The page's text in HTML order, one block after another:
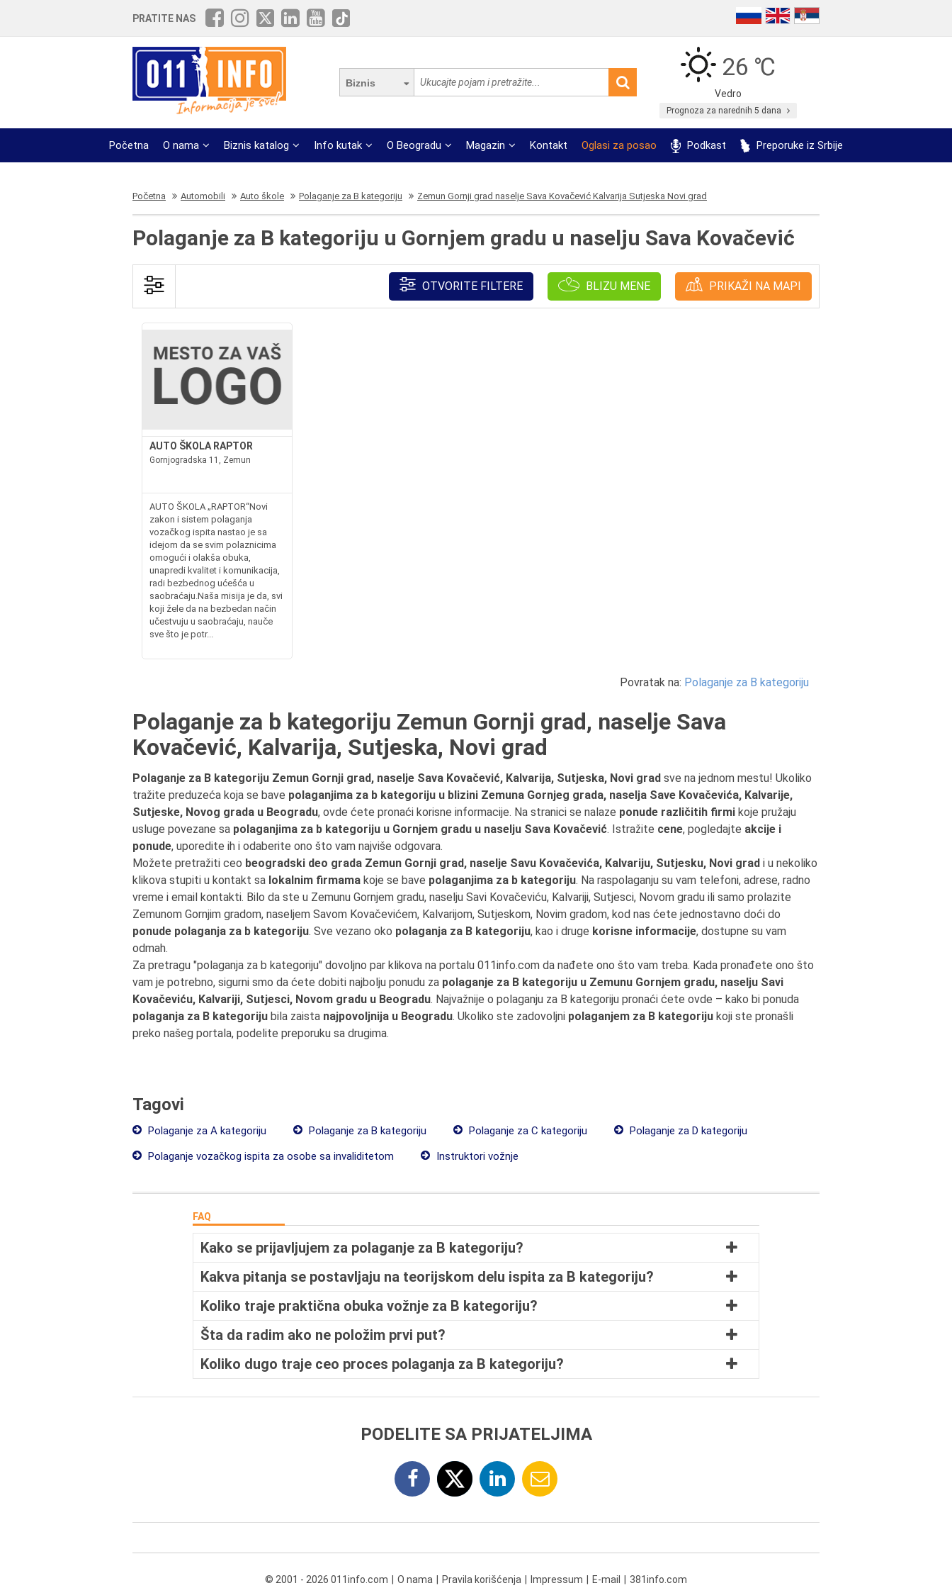
PRATITE NAS
Biznis
26 ℃
Vedro
Prognoza za narednih 5 dana
Početna O nama Biznis katalog Info kutak O Beogradu Magazin Kontakt Oglasi za posao Podkast Preporuke iz Srbije
Početna Automobili Auto škole Polaganje za B kategoriju Zemun Gornji grad naselje Sava Kovačević Kalvarija Sutjeska Novi grad
Polaganje za B kategoriju u Gornjem gradu u naselju Sava Kovačević
OTVORITE FILTERE BLIZU MENE PRIKAŽI NA MAPI
AUTO ŠKOLA RAPTOR
Gornjogradska 11, Zemun
AUTO ŠKOLA „RAPTOR“Novi
zakon i sistem polaganja
vozačkog ispita nastao je sa
idejom da se svim polaznicima
omogući i olakša obuka,
unapredi kvalitet i komunikacija,
radi bezbednog ućešća u
saobraćaju.Naša misija je da, svi
koji žele da na bezbedan način
učestvuju u saobraćaju, nauče
sve što je potr...
Povratak na: Polaganje za B kategoriju
Polaganje za b kategoriju Zemun Gornji grad, naselje Sava
Kovačević, Kalvarija, Sutjeska, Novi grad
Polaganje za B kategoriju Zemun Gornji grad, naselje Sava Kovačević, Kalvarija, Sutjeska, Novi grad sve na jednom mestu! Ukoliko
tražite preduzeća koja se bave polaganjima za b kategoriju u blizini Zemuna Gornjeg grada, naselja Save Kovačevića, Kalvarije,
Sutjeske, Novog grada u Beogradu, ovde ćete pronaći korisne informacije. Na stranici se nalaze ponude različitih firmi koje pružaju
usluge povezane sa polaganjima za b kategoriju u Gornjem gradu u naselju Sava Kovačević. Istražite cene, pogledajte akcije i
ponude, uporedite ih i odaberite ono što vam najviše odgovara.
Možete pretražiti ceo beogradski deo grada Zemun Gornji grad, naselje Savu Kovačevića, Kalvariju, Sutjesku, Novi grad i u nekoliko
klikova stupiti u kontakt sa lokalnim firmama koje se bave polaganjima za b kategoriju. Na raspolaganju su vam telefoni, adrese, radno
vreme i email kontakti. Bilo da ste u Zemunu Gornjem gradu, naselju Savi Kovačeviću, Kalvariji, Sutjesci, Novom gradu ili samo prolazite
Zemunom Gornjim gradom, naseljem Savom Kovačevićem, Kalvarijom, Sutjeskom, Novim gradom, kod nas ćete jednostavno doći do
ponude polaganja za b kategoriju. Sve vezano oko polaganja za B kategoriju, kao i druge korisne informacije, dostupne su vam
odmah.
Za pretragu "polaganja za b kategoriju" dovoljno par klikova na portalu 011info.com da nađete ono što vam treba. Kada pronađete ono što
vam je potrebno, sigurni smo da ćete dobiti najbolju ponudu za polaganje za B kategoriju u Zemunu Gornjem gradu, naselju Savi
Kovačeviću, Kalvariji, Sutjesci, Novom gradu u Beogradu. Najvažnije o polaganju za B kategoriju pronaći ćete ovde – kako bi ponuda
polaganja za B kategoriju bila zaista najpovoljnija u Beogradu. Ukoliko ste zadovoljni polaganjem za B kategoriju koji ste pronašli
preko našeg portala, podelite preporuku sa drugima.
Tagovi
Polaganje za A kategoriju Polaganje za B kategoriju Polaganje za C kategoriju
Polaganje za D kategoriju
Polaganje vozačkog ispita za osobe sa invaliditetom
Instruktori vožnje
FAQ
Kako se prijavljujem za polaganje za B kategoriju?
Kakva pitanja se postavljaju na teorijskom delu ispita za B kategoriju?
Koliko traje praktična obuka vožnje za B kategoriju?
Šta da radim ako ne položim prvi put?
Koliko dugo traje ceo proces polaganja za B kategoriju?
PODELITE SA PRIJATELJIMA
© 2001 - 2026 011info.com O nama Pravila korišćenja Impressum E-mail 381info.com